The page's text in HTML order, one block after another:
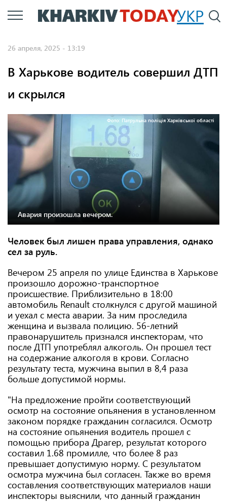
Перейти
к
УКР
26 апреля, 2025 - 13:19
В Харькове водитель совершил ДТП
и скрылся
Фото: Патрульна поліція Харківської області
Авария произошла вечером.
Человек был лишен права управления, однако
сел за руль.
Вечером 25 апреля по улице Единства в Харькове
произошло дорожно-транспортное
происшествие. Приблизительно в 18:00
автомобиль Renault столкнулся с другой машиной
и уехал с места аварии. За ним проследила
женщина и вызвала полицию. 56-летний
правонарушитель признался инспекторам, что
после ДТП употреблял алкоголь. Он прошел тест
на содержание алкоголя в крови. Согласно
результату теста, мужчина выпил в 8,4 раза
больше допустимой нормы.
"На предложение пройти соответствующий
осмотр на состояние опьянения в установленном
законом порядке гражданин согласился. Осмотр
на состояние опьянения водитель прошел с
помощью прибора Драгер, результат которого
составил 1.68 промилле, что более 8 раз
превышает допустимую норму. С результатом
осмотра мужчина был согласен. Также во время
составления соответствующих материалов наши
инспекторы выяснили, что данный гражданин